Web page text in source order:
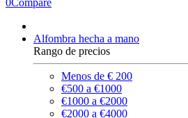
0Compare
Alfombra hecha a mano
Rango de precios
Menos de € 200
€500 a €1000
€1000 a €2000
€2000 a €4000